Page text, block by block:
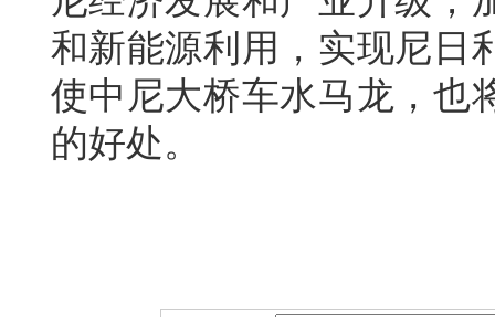
和新能源利用，实现尼日
使中尼大桥车水马龙，也
的好处。